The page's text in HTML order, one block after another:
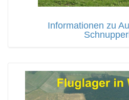
Informationen zu